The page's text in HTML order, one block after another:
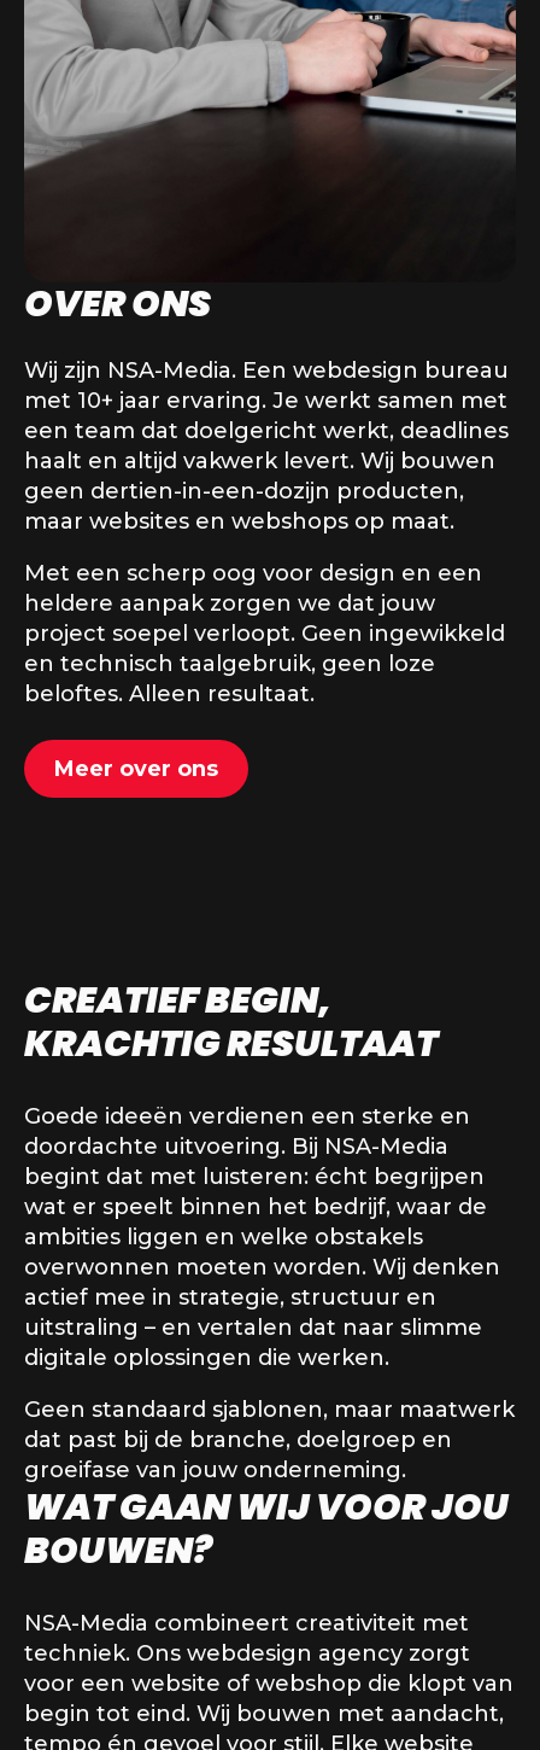
OVER ONS
Wij zijn NSA-Media. Een webdesign bureau
met 10+ jaar ervaring. Je werkt samen met
een team dat doelgericht werkt, deadlines
haalt en altijd vakwerk levert. Wij bouwen
geen dertien-in-een-dozijn producten,
maar websites en webshops op maat.
Met een scherp oog voor design en een
heldere aanpak zorgen we dat jouw
project soepel verloopt. Geen ingewikkeld
en technisch taalgebruik, geen loze
beloftes. Alleen resultaat.
Meer over ons
CREATIEF BEGIN,
KRACHTIG RESULTAAT
Goede ideeën verdienen een sterke en
doordachte uitvoering. Bij NSA-Media
begint dat met luisteren: écht begrijpen
wat er speelt binnen het bedrijf, waar de
ambities liggen en welke obstakels
overwonnen moeten worden. Wij denken
actief mee in strategie, structuur en
uitstraling – en vertalen dat naar slimme
digitale oplossingen die werken.
Geen standaard sjablonen, maar maatwerk
dat past bij de branche, doelgroep en
groeifase van jouw onderneming.
WAT GAAN WIJ VOOR JOU
BOUWEN?
NSA-Media combineert creativiteit met
techniek. Ons webdesign agency zorgt
voor een website of webshop die klopt van
begin tot eind. Wij bouwen met aandacht,
tempo én gevoel voor stijl. Elke website